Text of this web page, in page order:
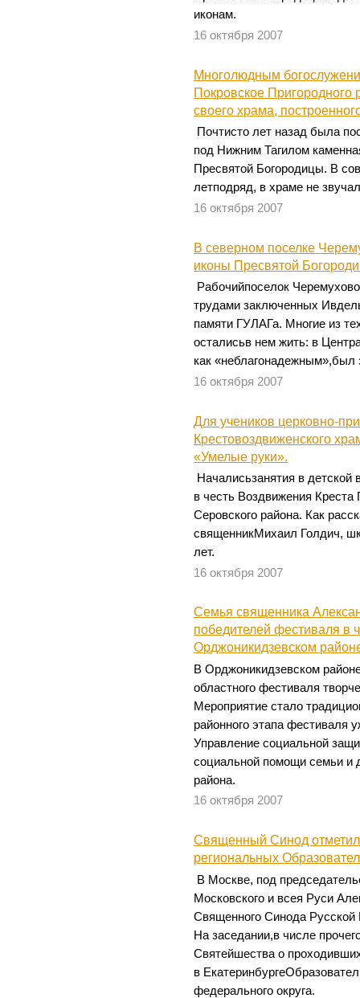
иконам.
16 октября 2007
Многолюдным
Покровское Пригородного
своего храма,
Почтисто лет назад была
под Нижним Тагилом
Пресвятой Богородицы. В
летподряд, в храме не
16 октября 2007
В северном поселке
иконы Пресвятой
Рабочийпоселок
трудами заключенных
памяти ГУЛАГа. Многие из
осталисьв нем жить: в
как «неблагонадежным»,был
16 октября 2007
Для учеников церковно-
Крестовоздвиженского
«Умелые руки».
Началисьзанятия в детской
в честь Воздвижения
Серовского района. Как
священникМихаил Голдич,
лет.
16 октября 2007
Семья священника
победителей фестиваля в
Орджоникидзевском
В Орджоникидзевском
областного фестиваля
Мероприятие стало
районного этапа фестиваля
Управление социальной
социальной помощи семьи и
района.
16 октября 2007
Священный Синод
региональных
В Москве, под
Московского и всея Руси
Священного Синода Русской
На заседании,в числе
Святейшества о
в
федерального округа.